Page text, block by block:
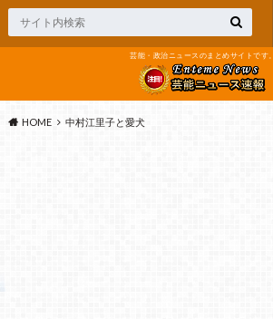
芸能・政治ニュースのまとめサイトです。
HOME 中村江里子と愛犬